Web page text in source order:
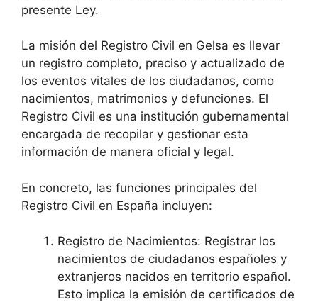
presente Ley.
La misión del Registro Civil en Gelsa es llevar
un registro completo, preciso y actualizado de
los eventos vitales de los ciudadanos, como
nacimientos, matrimonios y defunciones. El
Registro Civil es una institución gubernamental
encargada de recopilar y gestionar esta
información de manera oficial y legal.
En concreto, las funciones principales del
Registro Civil en España incluyen:
Registro de Nacimientos: Registrar los
nacimientos de ciudadanos españoles y
extranjeros nacidos en territorio español.
Esto implica la emisión de certificados de